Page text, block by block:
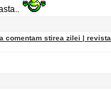
comentam stirea zilei | revista